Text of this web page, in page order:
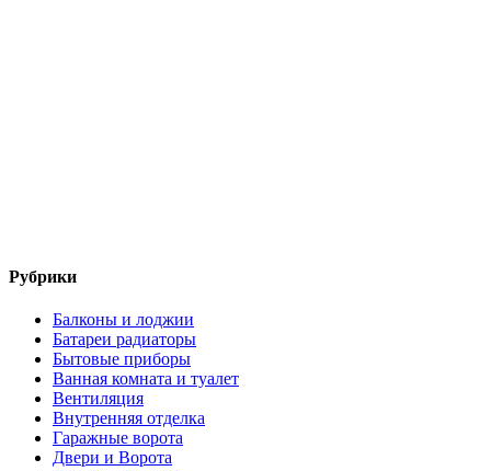
Рубрики
Балконы и лоджии
Батареи радиаторы‎
Бытовые приборы
Ванная комната и туалет
Вентиляция
Внутренняя отделка
Гаражные ворота
Двери и Ворота